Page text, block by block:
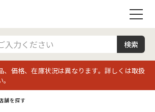
、価格、在庫状況は異なります。詳しくは取扱
舗を探す